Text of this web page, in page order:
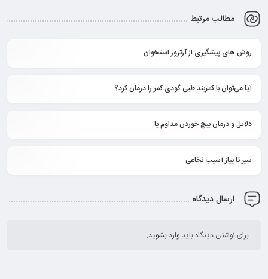
مطالب مرتبط
روش های پیشگیری از آرتروز استخوان
آیا می‌توان با کمربند طبی گودی کمر را درمان کرد؟
دلایل و درمان پیچ خوردن مداوم پا
سیر تا پیاز آسیب نخاعی
ارسال دیدگاه
برای نوشتن دیدگاه باید وارد بشوید.